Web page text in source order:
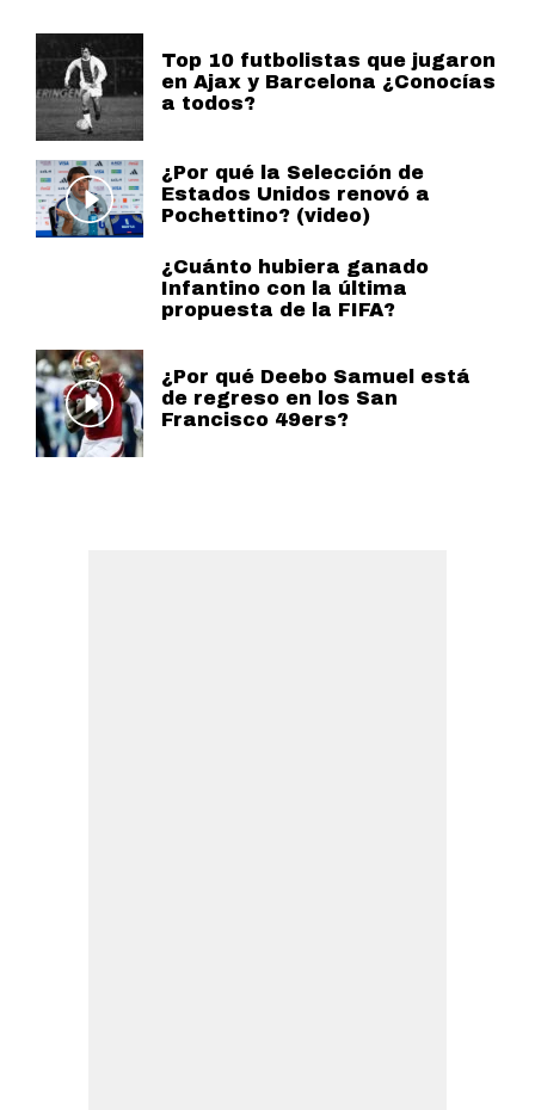
Top 10 futbolistas que jugaron
en Ajax y Barcelona ¿Conocías
a todos?
¿Por qué la Selección de
Estados Unidos renovó a
Pochettino? (video)
¿Cuánto hubiera ganado
Infantino con la última
propuesta de la FIFA?
¿Por qué Deebo Samuel está
de regreso en los San
Francisco 49ers?